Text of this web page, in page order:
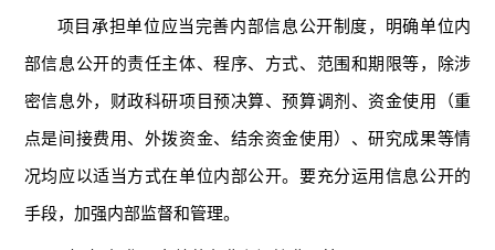
项目承担单位应当完善内部信息公开制度，明确单位内
部信息公开的责任主体、程序、方式、范围和期限等，除涉
密信息外，财政科研项目预决算、预算调剂、资金使用（重
点是间接费用、外拨资金、结余资金使用）、研究成果等情
况均应以适当方式在单位内部公开。要充分运用信息公开的
手段，加强内部监督和管理。